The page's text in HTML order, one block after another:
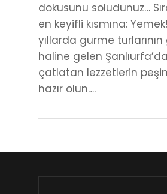
dokusunu soludunuz…
en keyifli kısmına:
yıllarda gurme
haline gelen
çatlatan lezzetlerin
hazır olun….